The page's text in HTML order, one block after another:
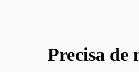
Precisa de